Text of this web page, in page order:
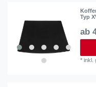
Typ
ab
*inkl.